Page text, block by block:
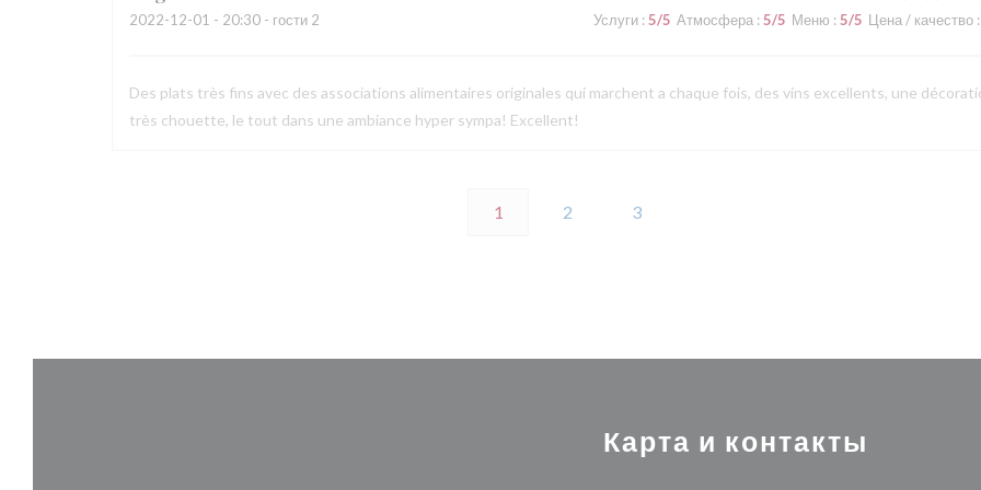
2022-12-01 - 20:30 - гости 2 Услуги: 5/5 Атмосфера : 5/5 Меню : 5/5 Цена / качество:
Des plats très fins avec des associations alimentaires originales qui marchent a chaque fois, des vins excellents, une
très chouette, le tout dans une ambiance hyper sympa! Excellent!
1 2 3
Карта и контакты